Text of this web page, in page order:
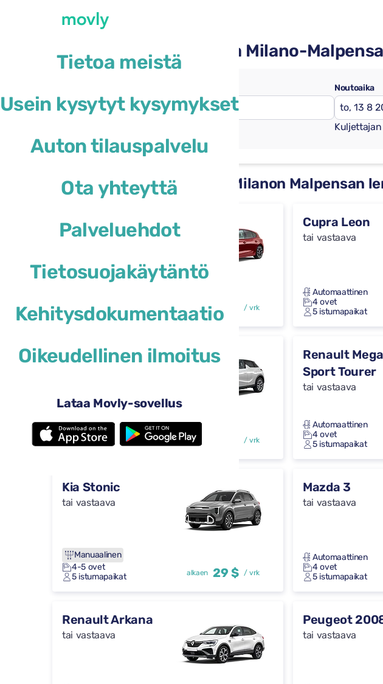
Tietoa meistä
Usein kysytyt kysymykset
Auton tilauspalvelu
Ota yhteyttä
Palveluehdot
Tietosuojakäytäntö
Kehitysdokumentaatio
Oikeudellinen ilmoitus
Lataa Movly-sovellus
Vuokraa auto Movlylla Milano-
Milanon Malpensa-lentoasema(MXP)
Noutoaika
Vuokra-autot saatavilla Milanon Malpensan
Ford Focus
tai vastaava
5 istumapaikat
alkaen 29 $ / vrk
Cupra Leon
tai vastaava
Automaattinen
4 ovet
5 istumapaikat
DS 3
Automaattinen
4 ovet
5 istumapaikat
alkaen / vrk
Renault
Sport Tourer
tai vastaava
Automaattinen
4 ovet
5 istumapaikat
Kia Stonic
tai vastaava
Manuaalinen
4-5 ovet
5 istumapaikat
alkaen 29 $ / vrk
Mazda 3
tai vastaava
Automaattinen
4 ovet
5 istumapaikat
Renault Arkana
tai vastaava
Peugeot
tai vastaava